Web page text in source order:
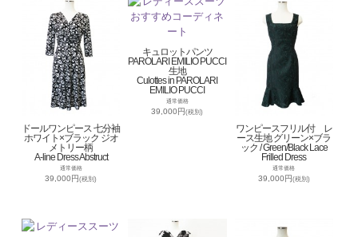
ドールワンピース 七分袖
ホワイト×ブラック ジオ
メトリー柄
A-line Dress Abstruct
通常価格
39,000円(税別)
キュロットパンツ
PAROLARI EMILIO PUCCI
生地
Culottes in PAROLARI
EMILIO PUCCI
通常価格
39,000円(税別)
ワンピースフリル付 レ
ース生地 グリーン×ブラ
ック / Green/Black Lace
Frilled Dress
通常価格
39,000円(税別)